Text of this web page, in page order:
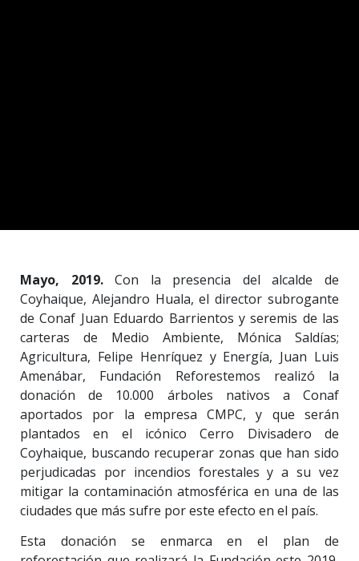
Mayo, 2019.Con la presencia del alcalde de
Coyhaique, Alejandro Huala, el director subrogante
de Conaf Juan Eduardo Barrientos y seremis de las
carteras de Medio Ambiente, Mónica Saldías;
Agricultura, Felipe Henríquez y Energía, Juan Luis
Amenábar, Fundación Reforestemos realizó la
donación de 10.000 árboles nativos a Conaf
aportados por la empresa CMPC, y que serán
plantados en el icónico Cerro Divisadero de
Coyhaique, buscando recuperar zonas que han sido
perjudicadas por incendios forestales y a su vez
mitigar la contaminación atmosférica en una de las
ciudades que más sufre por este efecto en el país.
Esta donación se enmarca en el plan de